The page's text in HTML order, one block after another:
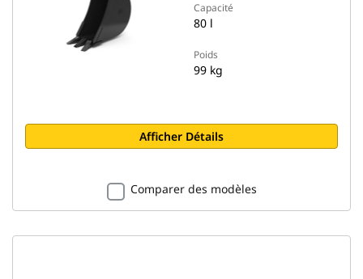
Capacité
80 l
Poids
99 kg
Afficher Détails
Comparer des modèles